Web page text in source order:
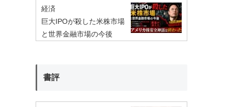
経済
巨大IPOが殺した米株市場
と世界金融市場の今後
書評